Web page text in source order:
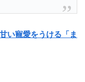
い寵愛をうける「ま